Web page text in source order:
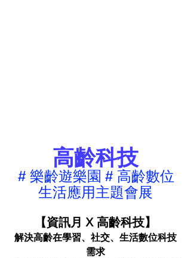
高齡科技
# 樂齡遊樂園 # 高齡數位
生活應用主題會展
【資訊月 X 高齡科技】
解決高齡在學習、社交、生活數位科技
需求